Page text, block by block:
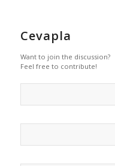
Cevapla
Want to join the discussion?
Feel free to contribute!